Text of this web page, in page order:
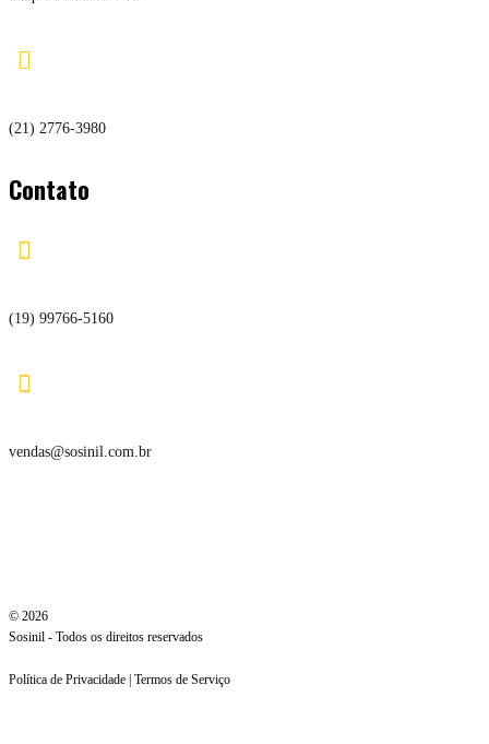

(21) 2776-3980
Contato

(19) 99766-5160

vendas@sosinil.com.br
© 2026
Sosinil - Todos os direitos reservados
Política de Privacidade | Termos de Serviço